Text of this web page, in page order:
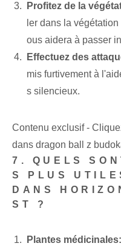
Profitez de la
ler dans la
ous aidera à passer
Effectuez des
mis furtivement à
s silencieux.
Contenu exclusif -
dans dragon ball z
7.‌ QUELS
S PLUS
DANS
ST ?
Plantes médicinales: